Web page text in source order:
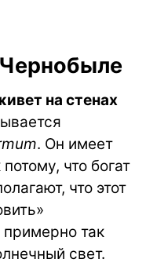
на стенах
. Он имеет
что богат
что этот
так
свет.